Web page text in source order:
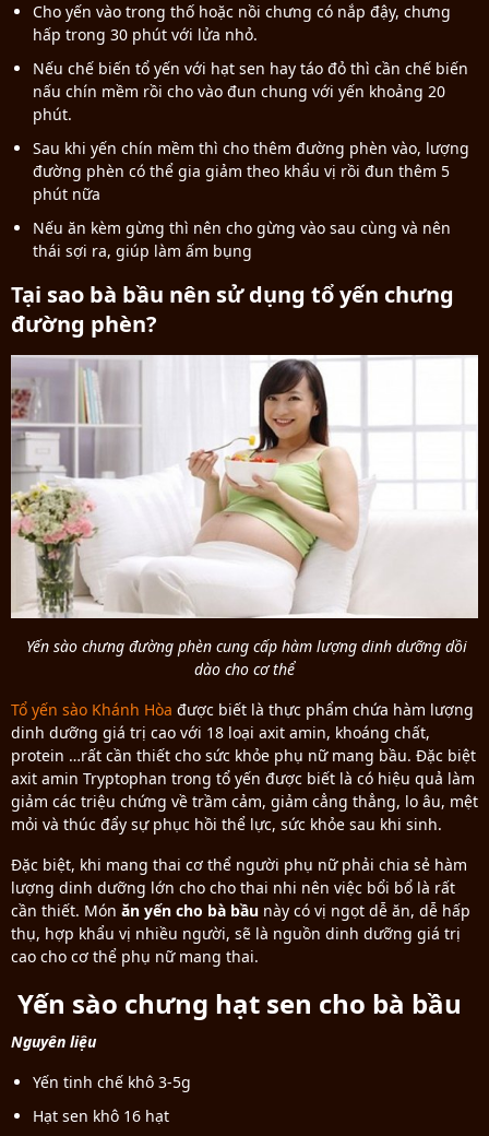
Cho yến vào trong thố hoặc nồi chưng có nắp đậy, chưng
hấp trong 30 phút với lửa nhỏ.
Nếu chế biến tổ yến với hạt sen hay táo đỏ thì cần chế biến
nấu chín mềm rồi cho vào đun chung với yến khoảng 20
phút.
Sau khi yến chín mềm thì cho thêm đường phèn vào, lượng
đường phèn có thể gia giảm theo khẩu vị rồi đun thêm 5
phút nữa
Nếu ăn kèm gừng thì nên cho gừng vào sau cùng và nên
thái sợi ra, giúp làm ấm bụng
Tại sao bà bầu nên sử dụng tổ yến chưng
đường phèn?
Yến sào chưng đường phèn cung cấp hàm lượng dinh dưỡng dồi
dào cho cơ thể
Tổ yến sào Khánh Hòa được biết là thực phẩm chứa hàm lượng
dinh dưỡng giá trị cao với 18 loại axit amin, khoáng chất,
protein …rất cần thiết cho sức khỏe phụ nữ mang bầu. Đặc biệt
axit amin Tryptophan trong tổ yến được biết là có hiệu quả làm
giảm các triệu chứng về trầm cảm, giảm cẳng thẳng, lo âu, mệt
mỏi và thúc đẩy sự phục hồi thể lực, sức khỏe sau khi sinh.
Đặc biệt, khi mang thai cơ thể người phụ nữ phải chia sẻ hàm
lượng dinh dưỡng lớn cho cho thai nhi nên việc bổi bổ là rất
cần thiết. Món ăn yến cho bà bầu này có vị ngọt dễ ăn, dễ hấp
thụ, hợp khẩu vị nhiều người, sẽ là nguồn dinh dưỡng giá trị
cao cho cơ thể phụ nữ mang thai.
Yến sào chưng hạt sen cho bà bầu
Nguyên liệu
Yến tinh chế khô 3-5g
Hạt sen khô 16 hạt